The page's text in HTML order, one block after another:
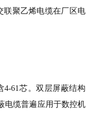
联聚乙烯电缆在厂区电
61芯。双层屏蔽结构
电缆普遍应用于数控机